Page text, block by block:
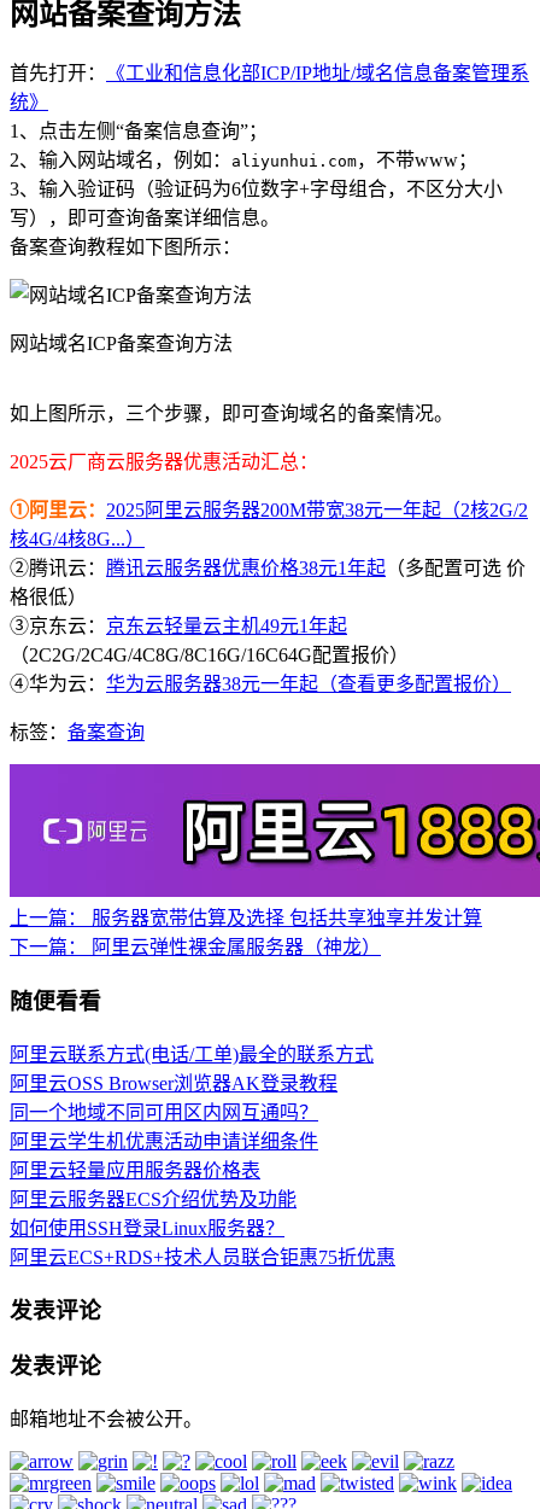
网站备案查询方法
首先打开：
《工业和信息化部ICP/IP地址/域名信息备案管理系
统》
1、点击左侧“备案信息查询”；
2、输入网站域名，例如：
aliyunhui.com，不带www；
3、输入验证码（验证码为6位数字+字母组合，不区分大小
写），即可查询备案详细信息。
备案查询教程如下图所示：
网站域名ICP备案查询方法
如上图所示，三个步骤，即可查询域名的备案情况。
2025云厂商云服务器优惠活动汇总：
①阿里云： 2025阿里云服务器200M带宽38元一年起（2核2G/2
核4G/4核8G...）
②腾讯云： 腾讯云服务器优惠价格38元1年起 （多配置可选 价
格很低）
③京东云： 京东云轻量云主机49元1年起
（2C2G/2C4G/4C8G/8C16G/16C64G配置报价）
④华为云： 华为云服务器38元一年起（查看更多配置报价）
标签： 备案查询
上一篇：
服务器宽带估算及选择 包括共享独享并发计算
下一篇：
阿里云弹性裸金属服务器（神龙）
随便看看
阿里云联系方式(电话/工单)最全的联系方式
阿里云OSS Browser浏览器AK登录教程
同一个地域不同可用区内网互通吗？
阿里云学生机优惠活动申请详细条件
阿里云轻量应用服务器价格表
阿里云服务器ECS介绍优势及功能
如何使用SSH登录Linux服务器？
阿里云ECS+RDS+技术人员联合钜惠75折优惠
发表评论
发表评论
邮箱地址不会被公开。